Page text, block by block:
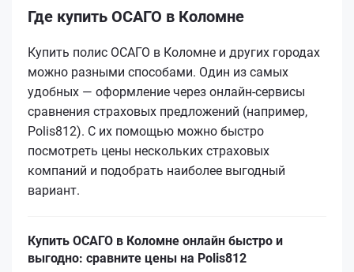
Где купить ОСАГО в Коломне
Купить полис ОСАГО в Коломне и других городах
можно разными способами. Один из самых
удобных — оформление через онлайн-сервисы
сравнения страховых предложений (например,
Polis812). С их помощью можно быстро
посмотреть цены нескольких страховых
компаний и подобрать наиболее выгодный
вариант.
Купить ОСАГО в Коломне онлайн быстро и
выгодно: сравните цены на Polis812